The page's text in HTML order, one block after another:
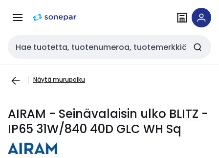
navigointiinsisältöön
Haku
Näytä murupolku
AIRAM - Seinävalaisin ulko BLITZ -
IP65 31W/840 40D GLC WH Sq